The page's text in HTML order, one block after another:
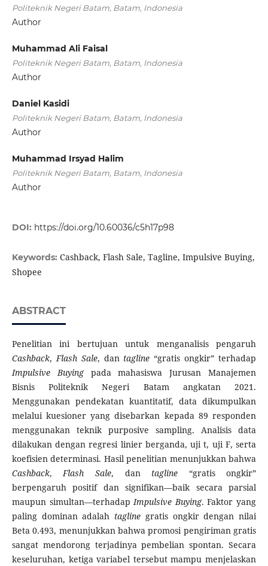
Politeknik Negeri Batam, Batam, Indonesia
Author
Muhammad Ali Faisal
Politeknik Negeri Batam, Batam, Indonesia
Author
Daniel Kasidi
Politeknik Negeri Batam, Batam, Indonesia
Author
Muhammad Irsyad Halim
Politeknik Negeri Batam, Batam, Indonesia
Author
DOI: https://doi.org/10.60036/c5h17p98
Keywords: Cashback, Flash Sale, Tagline, Impulsive Buying,
Shopee
ABSTRACT
Penelitian ini bertujuan untuk menganalisis pengaruh
Cashback,Flash Sale, dan tagline “gratis ongkir” terhadap
Impulsive Buyingpada mahasiswa Jurusan Manajemen
Bisnis Politeknik Negeri Batam angkatan 2021.
Menggunakan pendekatan kuantitatif, data dikumpulkan
melalui kuesioner yang disebarkan kepada 89 responden
menggunakan teknik purposive sampling. Analisis data
dilakukan dengan regresi linier berganda, uji t, uji F, serta
koefisien determinasi. Hasil penelitian menunjukkan bahwa
Cashback,Flash Sale, dan tagline “gratis ongkir”
berpengaruh positif dan signifikan—baik secara parsial
maupun simultan—terhadapImpulsive Buying. Faktor yang
paling dominan adalah tagline gratis ongkir dengan nilai
Beta 0.493, menunjukkan bahwa promosi pengiriman gratis
sangat mendorong terjadinya pembelian spontan. Secara
keseluruhan, ketiga variabel tersebut mampu menjelaskan